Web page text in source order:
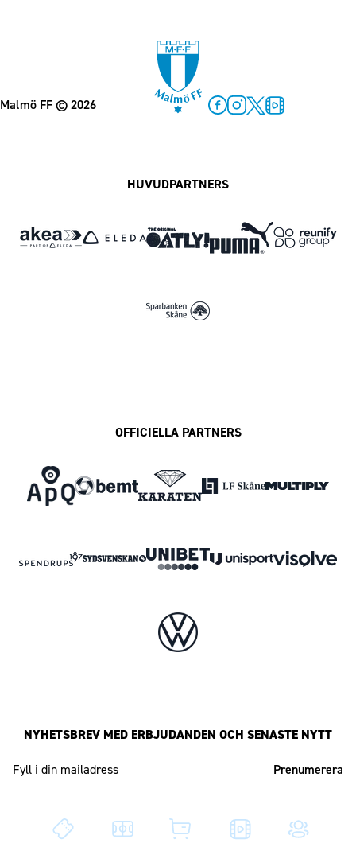
Malmö FF© 2026
HUVUDPARTNERS
OFFICIELLA PARTNERS
NYHETSBREV MED ERBJUDANDEN OCH SENASTE NYTT